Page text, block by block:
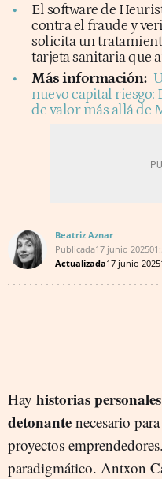
El software de
contra el fraude y
solicita un
tarjeta sanitaria que
Más información:
nuevo capital riesgo:
de valor más allá de
Beatriz Aznar
Publicada17 junio 2025
Actualizada17 junio 2025
Hay historias
detonante necesario
proyectos
paradigmático. Antxon